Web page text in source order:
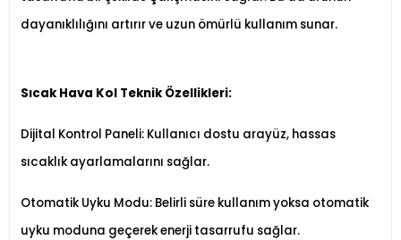
dayanıklılığını artırır ve uzun ömürlü kullanım sunar.
Sıcak Hava Kol Teknik Özellikleri:
Dijital Kontrol Paneli: Kullanıcı dostu arayüz, hassas
sıcaklık ayarlamalarını sağlar.
Otomatik Uyku Modu: Belirli süre kullanım yoksa otomatik
uyku moduna geçerek enerji tasarrufu sağlar.